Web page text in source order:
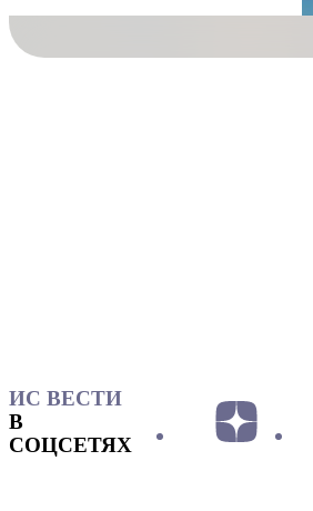
ИС ВЕСТИ
В
СОЦСЕТЯХ